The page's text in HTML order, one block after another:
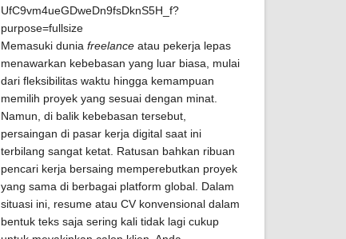
Memasuki dunia freelance atau pekerja lepas
menawarkan kebebasan yang luar biasa, mulai
dari fleksibilitas waktu hingga kemampuan
memilih proyek yang sesuai dengan minat.
Namun, di balik kebebasan tersebut,
persaingan di pasar kerja digital saat ini
terbilang sangat ketat. Ratusan bahkan ribuan
pencari kerja bersaing memperebutkan proyek
yang sama di berbagai platform global. Dalam
situasi ini, resume atau CV konvensional dalam
bentuk teks saja sering kali tidak lagi cukup